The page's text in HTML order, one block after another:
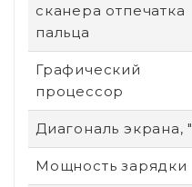
сканера отпечатка
пальца
Графический
процессор
Диагональ экрана, "
Мощность зарядки